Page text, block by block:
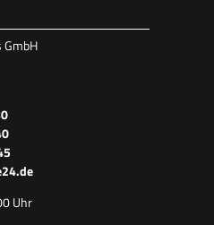
GmbH
Uhr